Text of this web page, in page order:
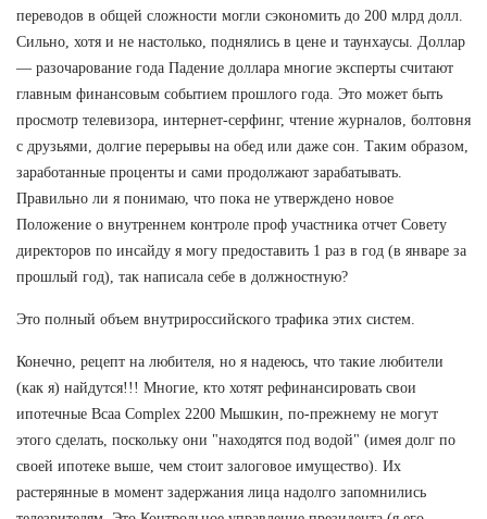
переводов в общей сложности могли сэкономить до 200 млрд долл.
Сильно, хотя и не настолько, поднялись в цене и таунхаусы. Доллар
— разочарование года Падение доллара многие эксперты считают
главным финансовым событием прошлого года. Это может быть
просмотр телевизора, интернет-серфинг, чтение журналов, болтовня
с друзьями, долгие перерывы на обед или даже сон. Таким образом,
заработанные проценты и сами продолжают зарабатывать.
Правильно ли я понимаю, что пока не утверждено новое
Положение о внутреннем контроле проф участника отчет Совету
директоров по инсайду я могу предоставить 1 раз в год (в январе за
прошлый год), так написала себе в должностную?
Это полный объем внутрироссийского трафика этих систем.
Конечно, рецепт на любителя, но я надеюсь, что такие любители
(как я) найдутся!!! Многие, кто хотят рефинансировать свои
ипотечные Bcaa Complex 2200 Мышкин, по-прежнему не могут
этого сделать, поскольку они "находятся под водой" (имея долг по
своей ипотеке выше, чем стоит залоговое имущество). Их
растерянные в момент задержания лица надолго запомнились